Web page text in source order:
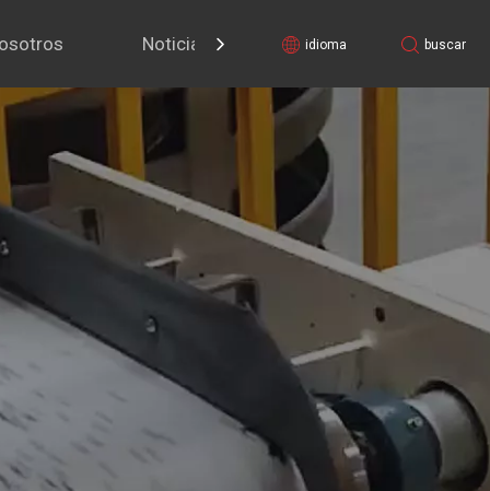
Noticias Contáctenos
idioma buscar